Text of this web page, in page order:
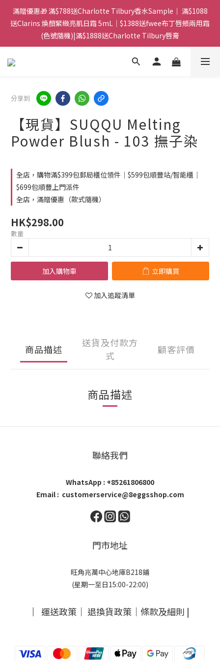
門市：旺角兆萬中心地庫B218 ｜ 所有訂單可旺角門市取貨｜全店
滿$399包郵局取件｜$599包順豐站/站智能櫃｜$699包順豐上門派
件
滿贈優惠🎁 滿$788送Charlotte Tilbury香水Sample｜ 滿$1088
送Clarins 煥顏緊緻亮肌日霜 5mL｜$1388送fwee布丁唇頰兩用霜
(色號隨機)|滿$1888送Charlotte Tilbury唇膏
門市：旺角兆萬中心地庫B218 ｜ 所有訂單可旺角門市取貨｜全店
分享到
【現貨】SUQQU Melting
Powder Blush - 103 撫子染
全店，購物滿$399包郵局櫃位領件｜$599包順豐站/智能櫃｜
$699包順豐上門派件
全店，滿贈優惠（款式隨機）
HK$298.00
數量
加入購物車 立即購買
加入追蹤清單
商品描述
送貨及付款方
式
顧客評價
商品描述
聯絡我們
WhatsApp : +85261806800
Email : customerservice@8eggsshop.com
門市地址
旺角兆萬中心地庫B218鋪
(星期一至日15:00-22:00)
｜ 運送政策 ｜ 退換貨政策 ｜ 條款及細則 |